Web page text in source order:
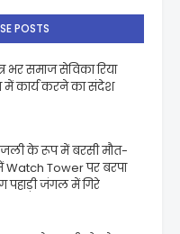
POSTS
समाज सेविका रिया
में कार्य करने का संदेश
के रूप में बरसी मौत-
Tower पर बरपा
जंगल में गिरे